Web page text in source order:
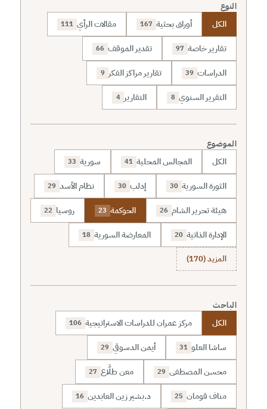
النوع
الكل أوراق بحثية 167 مقالات الرأي 111
تقارير خاصة 97 تقدير الموقف 66
الدراسات 39 تقارير مراكز الفكر 9
التقرير السنوي 8 التقارير 4
الموضوع
الكل المجالس المحلية 41 سورية 33
الثورة السورية 30 إدلب 30 نظام الأسد 29
هيئة تحرير الشام 26 الحوكمة 23 روسيا 22
الإدارة الذاتية 20 المعارضة السورية 18
المزيد (170)
الباحث
الكل مركز عمران للدراسات الاستراتيجية 106
ساشا العلو 31 أيمن الدسوقي 29
محسن المصطفى 29 معن طلَّاع 27
مناف قومان 25 د.بشير زين العابدين 16